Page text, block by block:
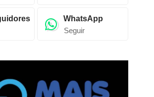
WhatsApp
Seguir